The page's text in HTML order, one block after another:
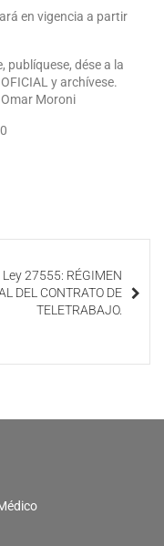
en vigencia a partir
publíquese, dése a la
y archívese.
Moroni
Ley 27555: RÉGIMEN
DEL CONTRATO DE
TELETRABAJO.